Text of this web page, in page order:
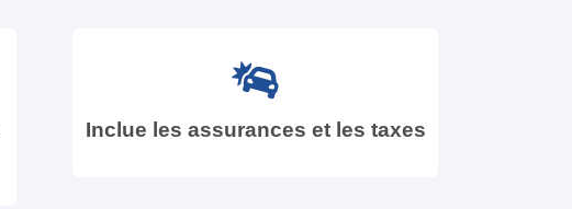
Inclue les assurances et les taxes